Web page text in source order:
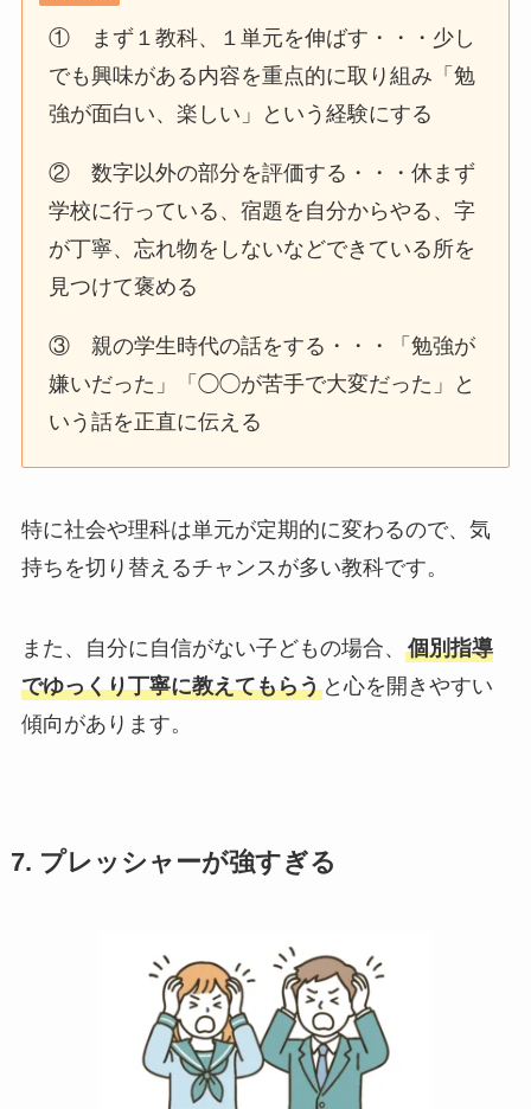
① まず１教科、１単元を伸ばす・・・少し
でも興味がある内容を重点的に取り組み「勉
強が面白い、楽しい」という経験にする
② 数字以外の部分を評価する・・・休まず
学校に行っている、宿題を自分からやる、字
が丁寧、忘れ物をしないなどできている所を
見つけて褒める
③ 親の学生時代の話をする・・・「勉強が
嫌いだった」「◯◯が苦手で大変だった」と
いう話を正直に伝える
特に社会や理科は単元が定期的に変わるので、気
持ちを切り替えるチャンスが多い教科です。
また、自分に自信がない子どもの場合、 個別指導
でゆっくり丁寧に教えてもらうと心を開きやすい
傾向があります。
7. プレッシャーが強すぎる